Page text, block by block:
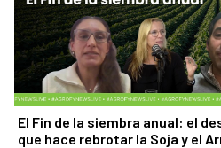
El Fin de la siembra anual: el
que hace rebrotar la Soja y el